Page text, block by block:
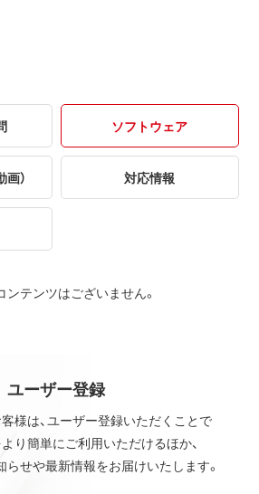
ソフトウェア
） 対応情報
ンテンツはございません。
ユーザー登録
様は、ユーザー登録いただくことで
り簡単にご利用いただけるほか、
せや最新情報をお届けいたします。